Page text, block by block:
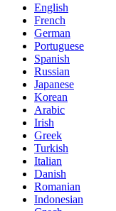
English
French
German
Portuguese
Spanish
Russian
Japanese
Korean
Arabic
Irish
Greek
Turkish
Italian
Danish
Romanian
Indonesian